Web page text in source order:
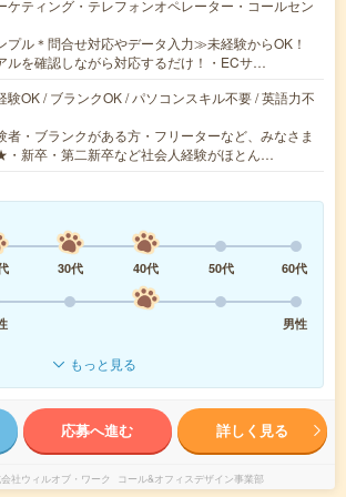
ケティング・テレフォンオペレーター・コールセン
ル＊問合せ対応やデータ入力≫未経験からOK！
ルを確認しながら対応するだけ！・ECサ…
験OK / ブランクOK / パソコンスキル不要 / 英語力不
・ブランクがある方・フリーターなど、みなさま
・新卒・第二新卒など社会人経験がほとん…
30代 40代 50代
60代
男性
もっと見る
応募へ進む 詳しく見る
社ウィルオブ・ワーク コール&オフィスデザイン事業部